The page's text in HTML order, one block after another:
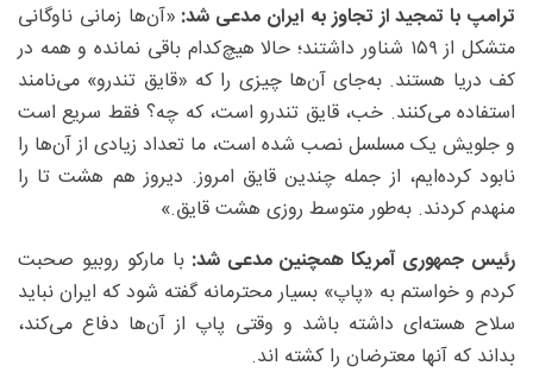
ترامپ با تمجید از تجاوز به ایران مدعی شد: «آن‌ها زمانی ناوگانی
متشکل از ۱۵۹ شناور داشتند؛ حالا هیچ‌کدام باقی نمانده و همه در
کف دریا هستند. به‌جای آن‌ها چیزی را که «قایق تندرو» می‌نامند
استفاده می‌کنند. خب، قایق تندرو است، که چه؟ فقط سریع است
و جلویش یک مسلسل نصب شده است، ما تعداد زیادی از آن‌ها را
نابود کرده‌ایم، از جمله چندین قایق امروز. دیروز هم هشت تا را
منهدم کردند. به‌طور متوسط روزی هشت قایق.»
رئیس جمهوری آمریکا همچنین مدعی شد: با مارکو روبیو صحبت
کردم و خواستم به «پاپ» بسیار محترمانه گفته شود که ایران نباید
سلاح هسته‌ای داشته باشد و وقتی پاپ از آن‌ها دفاع می‌کند،
بداند که آنها معترضان را کشته اند.